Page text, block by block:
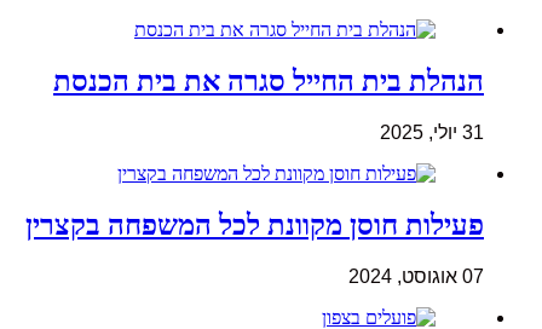
הנהלת בית החייל סגרה את בית הכנסת
31 יולי, 2025
פעילות חוסן מקוונת לכל המשפחה בקצרין
07 אוגוסט, 2024